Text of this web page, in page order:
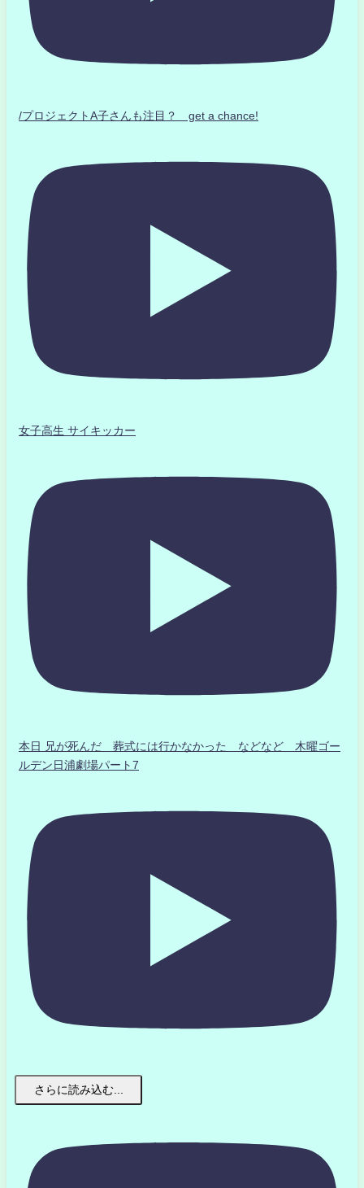
/プロジェクトA子さんも注目？ get a chance!
女子高生 サイキッカー
本日 兄が死んだ 葬式には行かなかった などなど 木曜ゴー
ルデン日浦劇場パート7
さらに読み込む...